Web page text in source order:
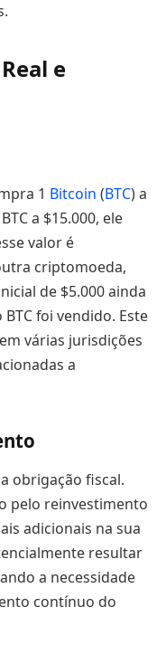
e
1 Bitcoin (BTC) a
a $15.000, ele
valor é
criptomoeda,
de $5.000 ainda
foi vendido. Este
várias jurisdições
a
obrigação fiscal.
pelo reinvestimento
adicionais na sua
resultar
a necessidade
contínuo do